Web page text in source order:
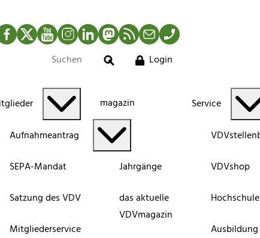
Facebook
TwitterYouTubeInstagram
LinkedInMastodonRSS-Newsfeed
MailTelefon
Suche
Login
Aufnahmeantrag
SEPA-Mandat
Satzung des VDV
Mitgliederservice
magazin
Jahrgänge
das aktuelle
VDVmagazin
Service
VDVshop
Ausbildung